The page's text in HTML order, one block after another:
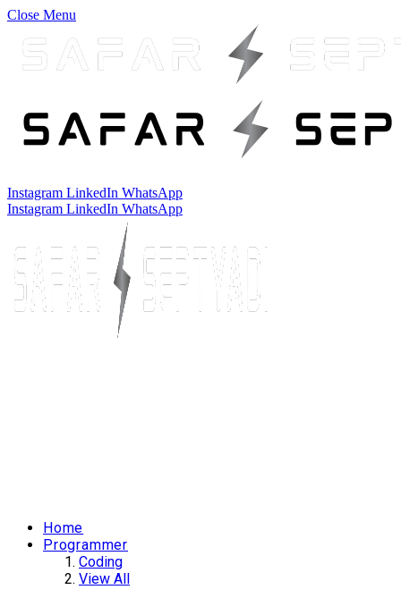
Close Menu
Instagram LinkedIn WhatsApp
Instagram LinkedIn WhatsApp
Home
Programmer
Coding
View All